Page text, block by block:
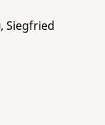
, Siegfried